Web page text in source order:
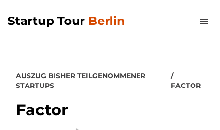
AUSZUG BISHER TEILGENOMMENER
STARTUPS
FACTOR
Factor